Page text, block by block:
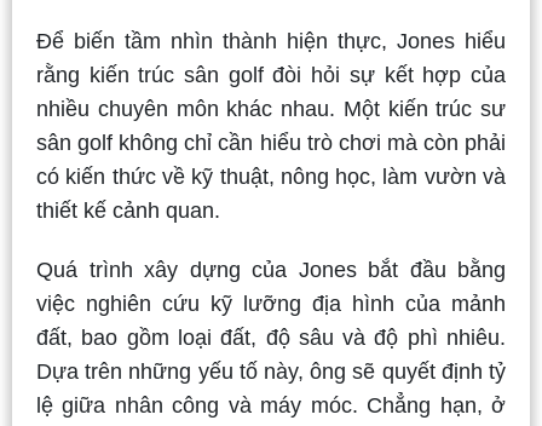
Để biến tầm nhìn thành hiện thực, Jones hiểu
rằng kiến trúc sân golf đòi hỏi sự kết hợp của
nhiều chuyên môn khác nhau. Một kiến trúc sư
sân golf không chỉ cần hiểu trò chơi mà còn phải
có kiến thức về kỹ thuật, nông học, làm vườn và
thiết kế cảnh quan.
Quá trình xây dựng của Jones bắt đầu bằng
việc nghiên cứu kỹ lưỡng địa hình của mảnh
đất, bao gồm loại đất, độ sâu và độ phì nhiêu.
Dựa trên những yếu tố này, ông sẽ quyết định tỷ
lệ giữa nhân công và máy móc. Chẳng hạn, ở